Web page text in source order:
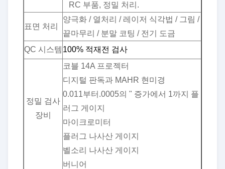
RC 부품, 정밀 처리.
표면 처리
양극화 / 열처리 / 레이저 식각법 / 그림 /
끝마무리 / 분말 코팅 / 전기 도금
QC 시스템 100% 적재전 검사
정밀 검사
장비
코블 14A 프로젝터
디지털 판독과 MAHR 현미경
0.011부터.0005의 " 증가에서 1까지 플
러그 게이지
마이크로미터
플러그 나사산 게이지
벨소리 나사산 게이지
버니어